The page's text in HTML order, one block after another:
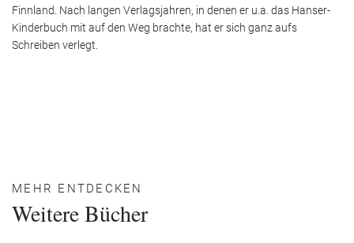
Finnland. Nach langen Verlagsjahren, in denen er u.a. das Hanser-
Kinderbuch mit auf den Weg brachte, hat er sich ganz aufs
Schreiben verlegt.
MEHR ENTDECKEN
Weitere Bücher